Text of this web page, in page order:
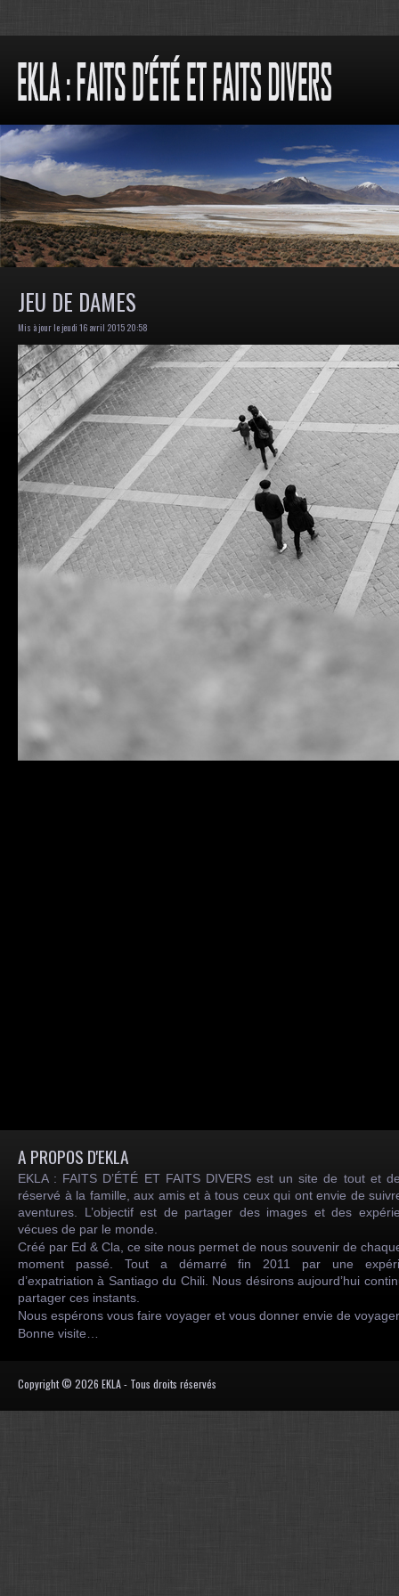
JEU DE DAMES
Mis à jour le jeudi 16 avril 2015 20:58
A PROPOS D'EKLA
EKLA : FAITS D’ÉTÉ ET FAITS DIVERS est un site de tout et
réservé à la famille, aux amis et à tous ceux qui ont envie de
aventures. L’objectif est de partager des images et des
vécues de par le monde.
Créé par Ed & Cla, ce site nous permet de nous souvenir de
moment passé. Tout a démarré fin 2011 par une
d’expatriation à Santiago du Chili. Nous désirons aujourd’hui
partager ces instants.
Nous espérons vous faire voyager et vous donner envie de
Bonne visite…
Copyright © 2026 EKLA - Tous droits réservés